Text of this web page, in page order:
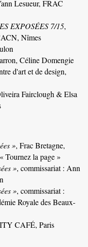
Lesueur, FRAC
EXPOSÉES 7/15,
Nîmes
Céline Domengie
d'art et de design,
Fairclough & Elsa
», Frac Bretagne,
Tournez la page »
», commissariat : Ann
», commissariat :
Royale des Beaux-
CAFÉ, Paris